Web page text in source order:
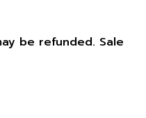
be refunded. Sale